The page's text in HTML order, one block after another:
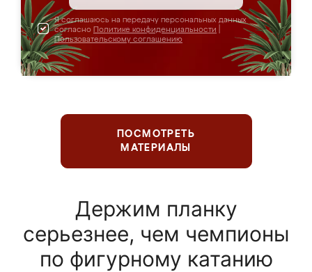
Я соглашаюсь на передачу персональных данных
согласно Политике конфиденциальности
Пользовательскому соглашению
ПОСМОТРЕТЬ
МАТЕРИАЛЫ
Держим планку
серьезнее, чем чемпионы
по фигурному катанию